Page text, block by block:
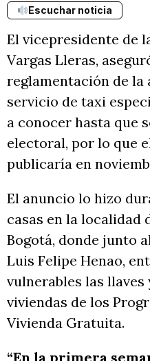
Escuchar noticia
El vicepresidente de
Vargas Lleras,
reglamentación de la
servicio de taxi
a conocer hasta que
electoral, por lo que
publicaría en
El anuncio lo hizo
casas en la localidad
Bogotá, donde junto
Luis Felipe Henao,
vulnerables las
viviendas de los
Vivienda Gratuita.
“En la primera